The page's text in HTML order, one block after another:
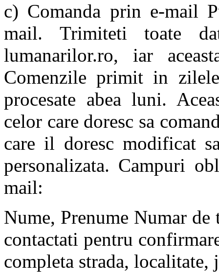
c) Comanda prin e-mail
mail. Trimiteti toate
lumanarilor.ro, iar
Comenzile primit in
procesate abea luni.
celor care doresc sa
care il doresc modificat
personalizata. Campuri
mail:
Nume, Prenume Numar
contactati pentru
completa strada,